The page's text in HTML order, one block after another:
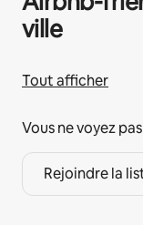
ville
Tout afficher
Vous ne voyez
Rejoindre la